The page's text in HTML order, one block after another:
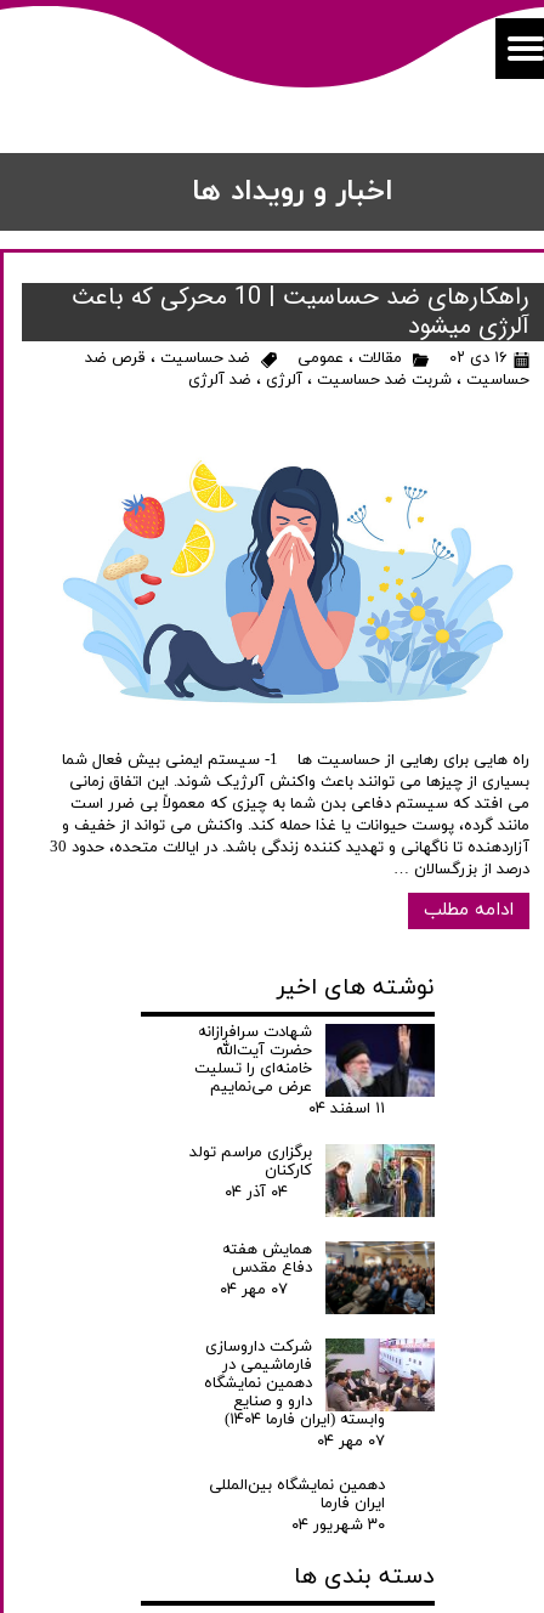
اخبار و رویداد ها
راهکارهای ضد حساسیت | 10 محرکی که باعث
آلرژی میشود
۱۶ دی ۰۲ مقالات ، عمومی ضد حساسیت ، قرص ضد
حساسیت ، شربت ضد حساسیت ، آلرژی ، ضد آلرژی
راه هایی برای رهایی از حساسیت ها 1- سیستم ایمنی بیش فعال شما
بسیاری از چیزها می توانند باعث واکنش آلرژیک شوند. این اتفاق زمانی
می افتد که سیستم دفاعی بدن شما به چیزی که معمولاً بی ضرر است
مانند گرده، پوست حیوانات یا غذا حمله کند. واکنش می تواند از خفیف و
آزاردهنده تا ناگهانی و تهدید کننده زندگی باشد. در ایالات متحده، حدود 30
درصد از بزرگسالان …
ادامه مطلب
نوشته های اخیر
شهادت سرافرازانه
حضرت آیت‌الله
خامنه‌ای را تسلیت
عرض می‌نماییم
۱۱ اسفند ۰۴
برگزاری مراسم تولد
کارکنان
۰۴ آذر ۰۴
همایش هفته
دفاع مقدس
۰۷ مهر ۰۴
شرکت داروسازی
فارماشیمی در
دهمین نمایشگاه
دارو و صنایع
وابسته (ایران فارما ۱۴۰۴)
۰۷ مهر ۰۴
دهمین نمایشگاه بین‌المللی
ایران فارما
۳۰ شهریور ۰۴
دسته بندی ها